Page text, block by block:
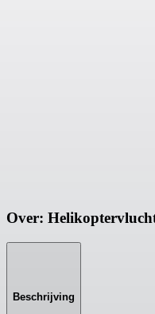
Over:
Beschrijving